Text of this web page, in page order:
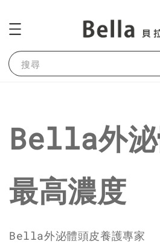
搜尋
Bella外泌
最高濃度
Bella外泌體頭皮養護專家